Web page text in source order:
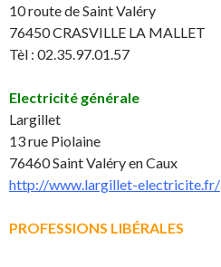
10 route de Saint Valéry
76450 CRASVILLE LA MALLET
Tèl : 02.35.97.01.57
Electricité générale
Largillet
13 rue Piolaine
76460 Saint Valéry en Caux
http://www.largillet-electricite.fr/
PROFESSIONS LIBÉRALES